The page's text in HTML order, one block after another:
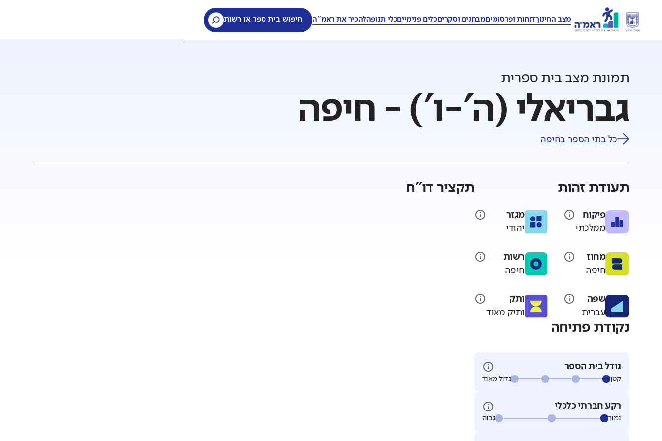
מצב החינוךדוחות ופרסומיםמבחנים וסקריםכלים פנימייםכלי תנופהלהכיר את ראמ"ה חיפוש בית ספר או רשות
תמונת מצב בית ספרית
גבריאלי (ה'-ו') - חיפה
כל בתי הספר בחיפה
תעודת זהות
פיקוח
ממלכתי
מגזר
יהודי
מחוז
חיפה
רשות
חיפה
שפה
עברית
ותק
ותיק מאוד
נקודת פתיחה
גודל בית הספר
גדול מאוד קטן
רקע חברתי כלכלי
גבוה נמוך
תקציר דו"ח